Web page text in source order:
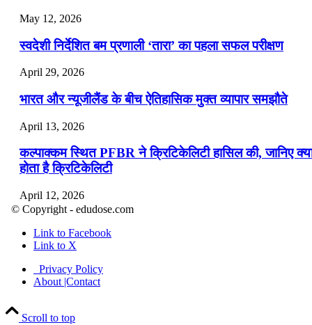
May 12, 2026
स्वदेशी निर्देशित बम प्रणाली ‘तारा’ का पहला सफल परीक्षण
April 29, 2026
भारत और न्यूजीलैंड के बीच ऐतिहासिक मुक्त व्यापार समझौते
April 13, 2026
कल्पाक्कम स्थित PFBR ने क्रिटिकेलिटी हासिल की, जानिए
होता है क्रिटिकेलिटी
April 12, 2026
April 9, 2026
नासा का आर्टेमिस-2 मिशन: मनुष्य एक बार फिर से चंद्रमा के
पहुंचा
April 7, 2026
© Copyright - edudose.com
Link to Facebook
Link to X
Privacy Policy
About |Contact
Scroll to top